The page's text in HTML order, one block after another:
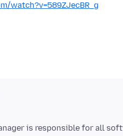
watch?v=589ZJecBR_g
is responsible for all